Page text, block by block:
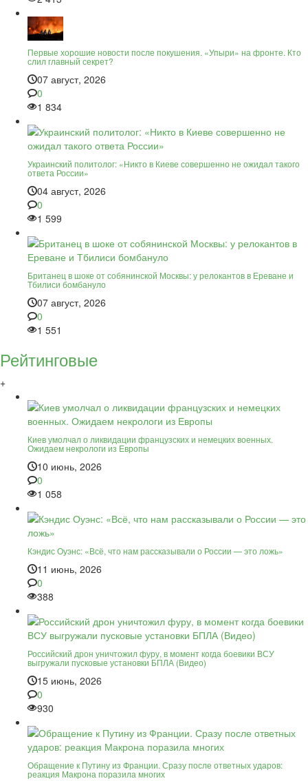
Первые хорошие новости после покушения. «Упыри» на фронте. Кто
слил главный секрет?
07 август, 2026
0
1 834
Украинский политолог: «Никто в Киеве совершенно не ожидал такого
ответа России»
04 август, 2026
0
1 599
Британец в шоке от собянинской Москвы: у релокантов в Ереване и
Тбилиси бомбануло
07 август, 2026
0
1 551
Рейтинговые
+
Киев умолчал о ликвидации французских и немецких военных.
Ожидаем некрологи из Европы
10 июнь, 2026
0
1 058
Кэндис Оуэнс: «Всё, что нам рассказывали о России — это ложь»
11 июнь, 2026
0
388
Российский дрон уничтожил фуру, в момент когда боевики ВСУ
выгружали пусковые установки БПЛА (Видео)
15 июнь, 2026
0
930
Обращение к Путину из Франции. Сразу после ответных ударов:
реакция Макрона поразила многих